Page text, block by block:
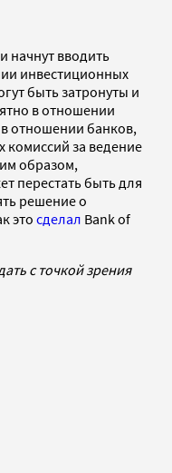
начнут вводить
инвестиционных
быть затронуты и
в отношении
отношении банков,
комиссий за ведение
образом,
перестать быть для
решение о
это сделал Bank of
с точкой зрения